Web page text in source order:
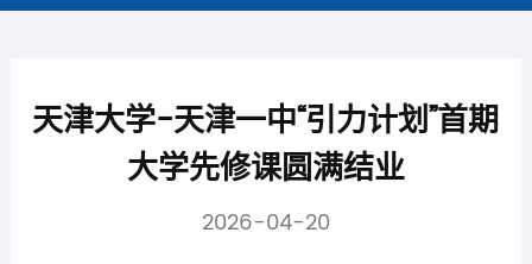
天津大学-天津一中“引力计划”首期
大学先修课圆满结业
2026-04-20